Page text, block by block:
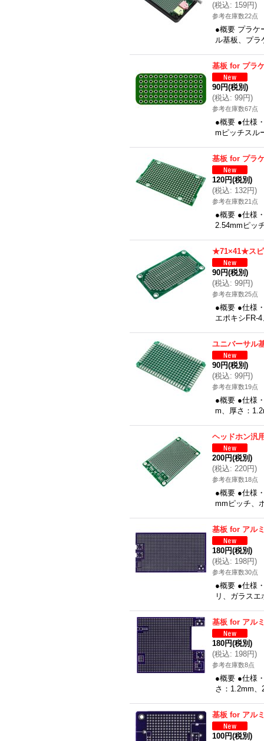
(税込: 159円)
参考在庫数22点
●概要 プラケ
ル基板、プ
基板 for プラ
90円(税別)
(税込: 99円)
参考在庫数67点
●概要 ●仕様
mピッチスル
基板 for プラ
120円(税別)
(税込: 132円)
参考在庫数21点
●概要 ●仕様
2.54mmピッ
★71×41★スピ
90円(税別)
(税込: 99円)
参考在庫数25点
●概要 ●仕様
エポキシFR-
ユニバーサル
90円(税別)
(税込: 99円)
参考在庫数19点
●概要 ●仕様
m、厚さ：
ヘッドホン汎
200円(税別)
(税込: 220円)
参考在庫数18点
●概要 ●仕様
mmピッチ、
基板 for アル
180円(税別)
(税込: 198円)
参考在庫数30点
●概要 ●仕様
リ、ガラス
基板 for アル
180円(税別)
(税込: 198円)
参考在庫数8点
●概要 ●仕様
さ：1.2mm
基板 for アル
100円(税別)